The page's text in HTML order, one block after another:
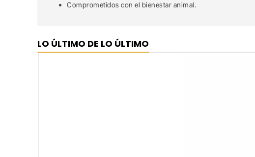
Comprometidos con el bienestar animal.
LO ÚLTIMO DE LO ÚLTIMO